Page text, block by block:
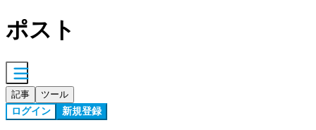
ポスト
記事 ツール
ログイン 新規登録